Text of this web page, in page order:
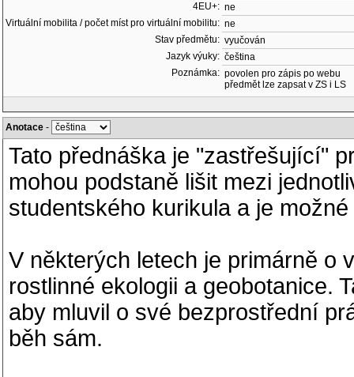
4EU+: ne
Virtuální mobilita / počet míst pro virtuální mobilitu: ne
Stav předmětu: vyučován
Jazyk výuky: čeština
Poznámka: povolen pro zápis po webu
předmět lze zapsat v ZS i LS
Anotace -
Tato přednáška je "zastřešující"
mohou podstaně lišit mezi
studentského kurikula a je
V některých letech je primárně o
rostlinné ekologii a geobotanice.
aby mluvil o své bezprostřední
běh sám.